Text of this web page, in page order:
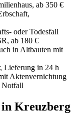
ab 350 €
oder Todesfall
ab 180 €
in Altbauten mit
Lieferung in 24 h
Aktenvernichtung
Notfall
Kreuzberg